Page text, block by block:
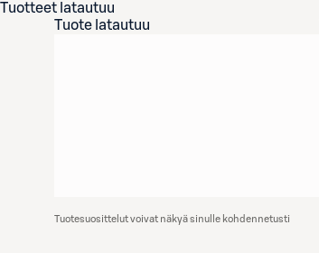
Tuotteet latautuu
Tuote latautuu
Tuotesuosittelut voivat näkyä sinulle kohdennetusti